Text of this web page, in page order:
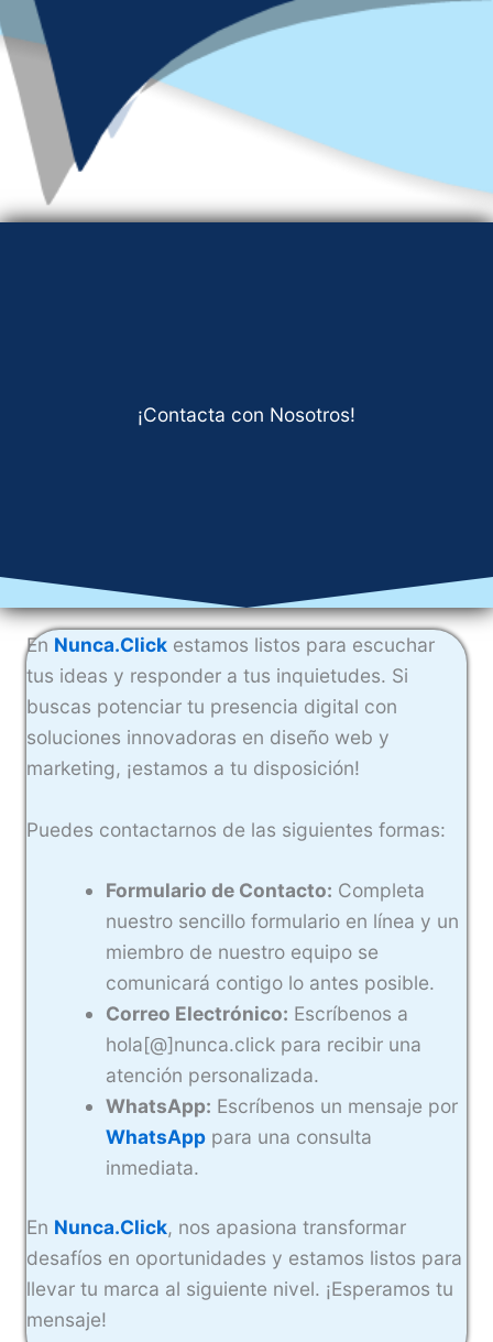
¡Contacta con Nosotros!
En Nunca.Click estamos listos para escuchar
tus ideas y responder a tus inquietudes. Si
buscas potenciar tu presencia digital con
soluciones innovadoras en diseño web y
marketing, ¡estamos a tu disposición!
Puedes contactarnos de las siguientes formas:
Formulario de Contacto: Completa
nuestro sencillo formulario en línea y un
miembro de nuestro equipo se
comunicará contigo lo antes posible.
Correo Electrónico: Escríbenos a
hola[@]nunca.click para recibir una
atención personalizada.
WhatsApp: Escríbenos un mensaje por
WhatsApppara una consulta
inmediata.
En Nunca.Click, nos apasiona transformar
desafíos en oportunidades y estamos listos para
llevar tu marca al siguiente nivel. ¡Esperamos tu
mensaje!